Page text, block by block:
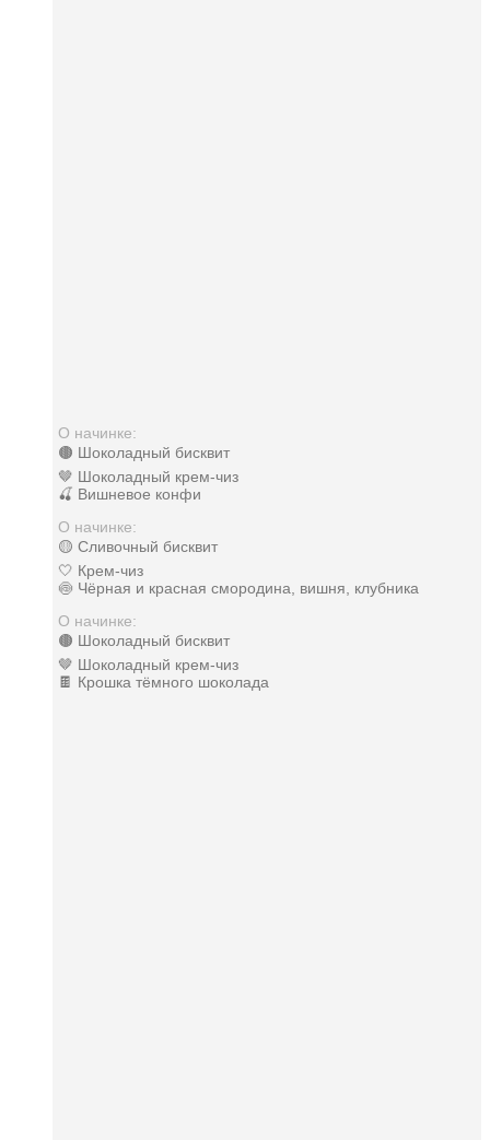
О начинке:
🟤 Шоколадный бисквит
🤎 Шоколадный крем-чиз
🍒 Вишневое конфи
О начинке:
🟡 Сливочный бисквит
🤍 Крем-чиз
🍥 Чёрная и красная смородина, вишня, клубника
О начинке:
🟤 Шоколадный бисквит
🤎 Шоколадный крем-чиз
🍫 Крошка тёмного шоколада